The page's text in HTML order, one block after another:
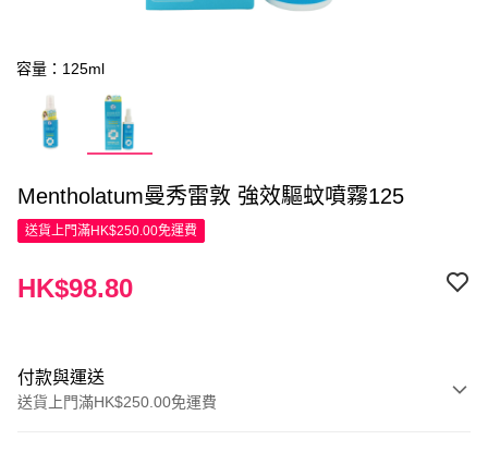
容量：125ml
Mentholatum曼秀雷敦 強效驅蚊噴霧125
送貨上門滿HK$250.00免運費
HK$98.80
付款與運送
送貨上門滿HK$250.00免運費